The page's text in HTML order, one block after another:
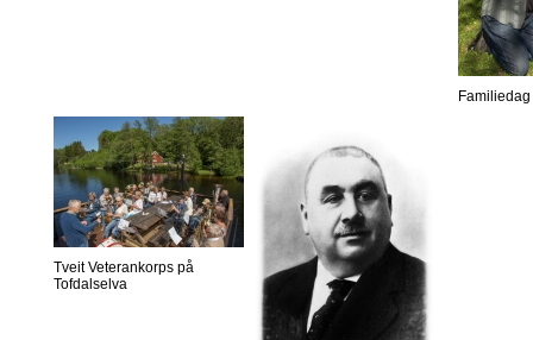
Tveit Veterankorps på
Tofdalselva